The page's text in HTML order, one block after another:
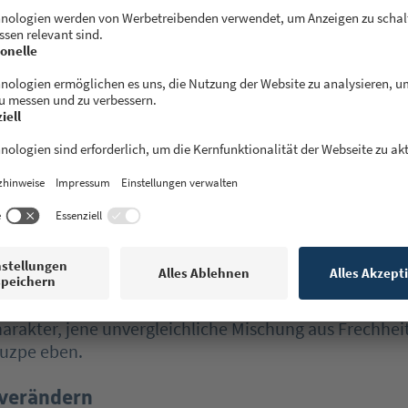
Algorithmus, der während der Armeezeit
wird später zur Basis für ein Start-up, siehe
in Israel!
für den Gründerboom nennt Rykower die
des Landes und den Mangel an großen Industrien
staatliche Engagement in puncto Venture-Kapital
und gleichzeitig ein überschaubar kleines
Hierarchien und entscheiden gemeinsam und
Letztlich, resümiert Rykower, bauen die Menschen
jene unvergleichliche Mischung aus
eben.